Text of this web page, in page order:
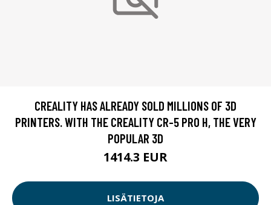
CREALITY HAS ALREADY SOLD MILLIONS OF 3D
PRINTERS. WITH THE CREALITY CR-5 PRO H, THE VERY
POPULAR 3D
1414.3 EUR
LISÄTIETOJA